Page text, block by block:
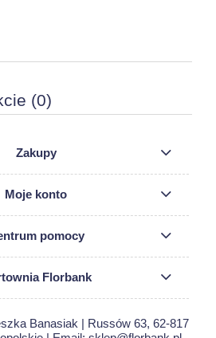
(0)
Zakupy
Moje konto
pomocy
Florbank
Banasiak | Russów 63, 62-817